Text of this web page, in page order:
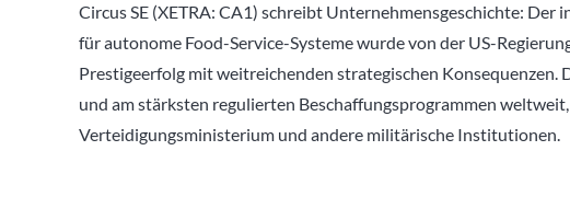
Circus SE (XETRA: CA1) schreibt Unternehmensgeschichte:
für autonome Food-Service-Systeme wurde von der US-
Prestigeerfolg mit weitreichenden strategischen Konsequenzen.
und am stärksten regulierten Beschaffungsprogrammen
Verteidigungsministerium und andere militärische Institutionen.